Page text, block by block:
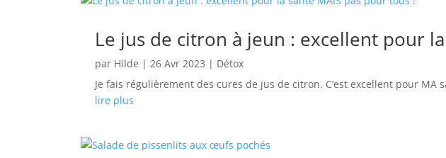
Le jus de citron à jeun : excellent pour
par Hilde | 26 Avr 2023 | Détox
Je fais régulièrement des cures de jus de citron. C’est excellent pour
lire plus